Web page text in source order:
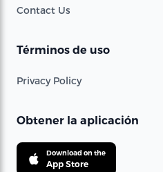
Contact Us
Términos de uso
Privacy Policy
Obtener la aplicación
Download on the
App Store